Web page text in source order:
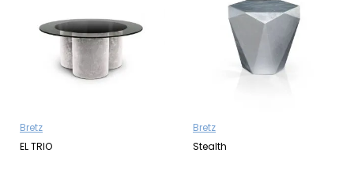
Bretz
EL TRIO
Bretz
Stealth